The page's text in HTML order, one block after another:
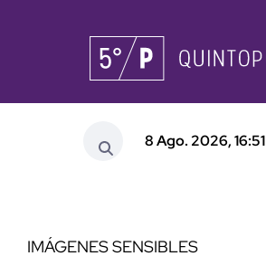
8 Ago. 2026, 16:51
IMÁGENES SENSIBLES